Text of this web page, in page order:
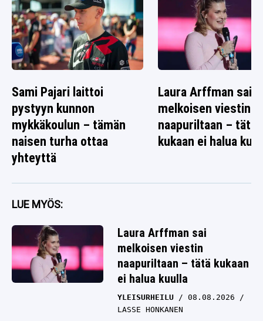
Sami Pajari laittoi
pystyyn kunnon
mykkäkoulun – tämän
naisen turha ottaa
yhteyttä
Laura Arffman sai
melkoisen viestin
naapuriltaan – tätä
kukaan ei halua
LUE MYÖS:
Laura Arffman sai
melkoisen viestin
naapuriltaan – tätä kukaan
ei halua kuulla
YLEISURHEILU
08.08.2026
LASSE HONKANEN